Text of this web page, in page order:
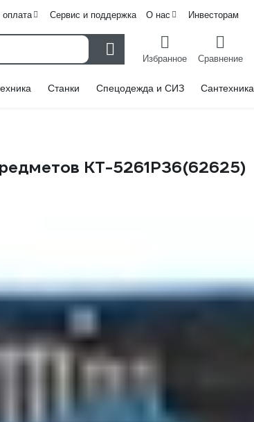
Сервис и поддержка О нас Инвесторам
Избранное Сравнение
Станки Спецодежда и СИЗ Сантехника
KT-5261P36(62625)